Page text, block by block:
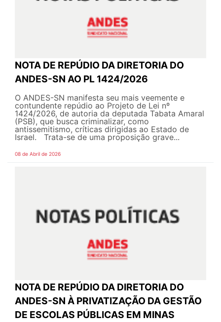
NOTA DE REPÚDIO DA DIRETORIA DO
ANDES-SN AO PL 1424/2026
O ANDES-SN manifesta seu mais veemente e
contundente repúdio ao Projeto de Lei nº
1424/2026, de autoria da deputada Tabata Amaral
(PSB), que busca criminalizar, como
antissemitismo, críticas dirigidas ao Estado de
Israel. Trata-se de uma proposição grave...
08 de Abril de 2026
NOTA DE REPÚDIO DA DIRETORIA DO
ANDES-SN À PRIVATIZAÇÃO DA GESTÃO
DE ESCOLAS PÚBLICAS EM MINAS